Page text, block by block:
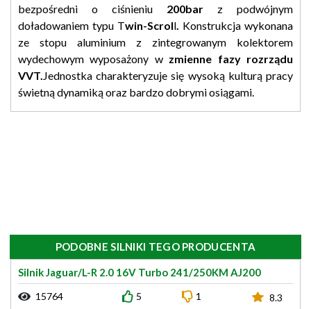
bezpośredni o ciśnieniu 200bar z podwójnym
doładowaniem typu Twin-Scroll. Konstrukcja wykonana
ze stopu aluminium z zintegrowanym kolektorem
wydechowym wyposażony w zmienne fazy rozrządu
VVT.Jednostka charakteryzuje się wysoką kulturą pracy
świetną dynamiką oraz bardzo dobrymi osiągami.
PODOBNE SILNIKI TEGO PRODUCENTA
Silnik Jaguar/L-R 2.0 16V Turbo 241/250KM AJ200
15764 5 1 8.3